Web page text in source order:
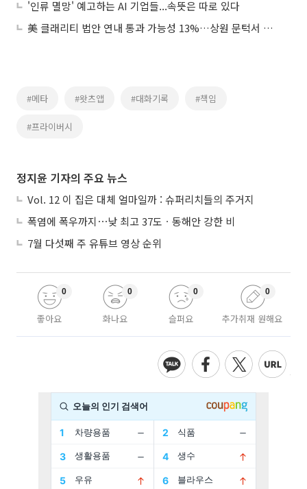
'인류 멸망' 예고하는 AI 기업들...속뜻은 따로 있다
美 클래리티 법안 연내 통과 가능성 13%…상원 문턱서 제동
#메타 #왓츠앱 #대화기록 #책임
#프라이버시
정지윤 기자의 주요 뉴스
Vol. 12 이 집은 대체 얼마일까 : 슈퍼리치들의 주거지
폭염에 폭우까지⋯낮 최고 37도ㆍ동해안 강한 비
7월 다섯째 주 유튜브 영상 순위
좋아요
0
화나요
0
슬퍼요
0
추가취재 원해요
0